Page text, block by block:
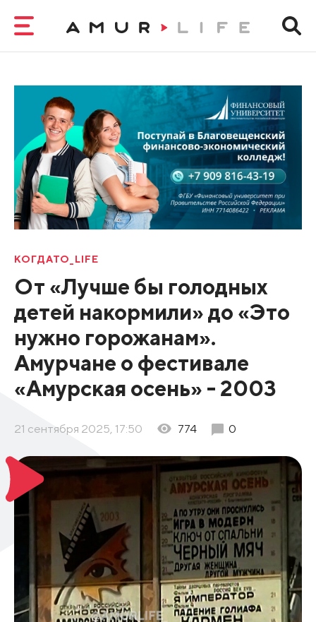
КОГДАТО_LIFE
От «Лучше бы голодных
детей накормили» до «Это
нужно горожанам».
Амурчане о фестивале
«Амурская осень» - 2003
21 сентября 2025, 17:50 774 0